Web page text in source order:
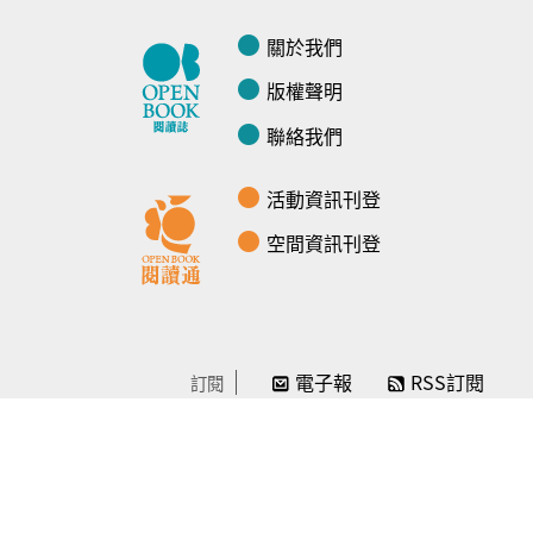
關於我們
版權聲明
聯絡我們
活動資訊刊登
空間資訊刊登
訂閱 電子報 RSS訂閱